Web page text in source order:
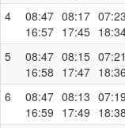
4
08:47
16:57
08:17
17:45
07:23
5
08:47
16:58
08:15
17:47
07:21
18:36
6
08:47
16:59
08:13
17:49
07:19
18:38